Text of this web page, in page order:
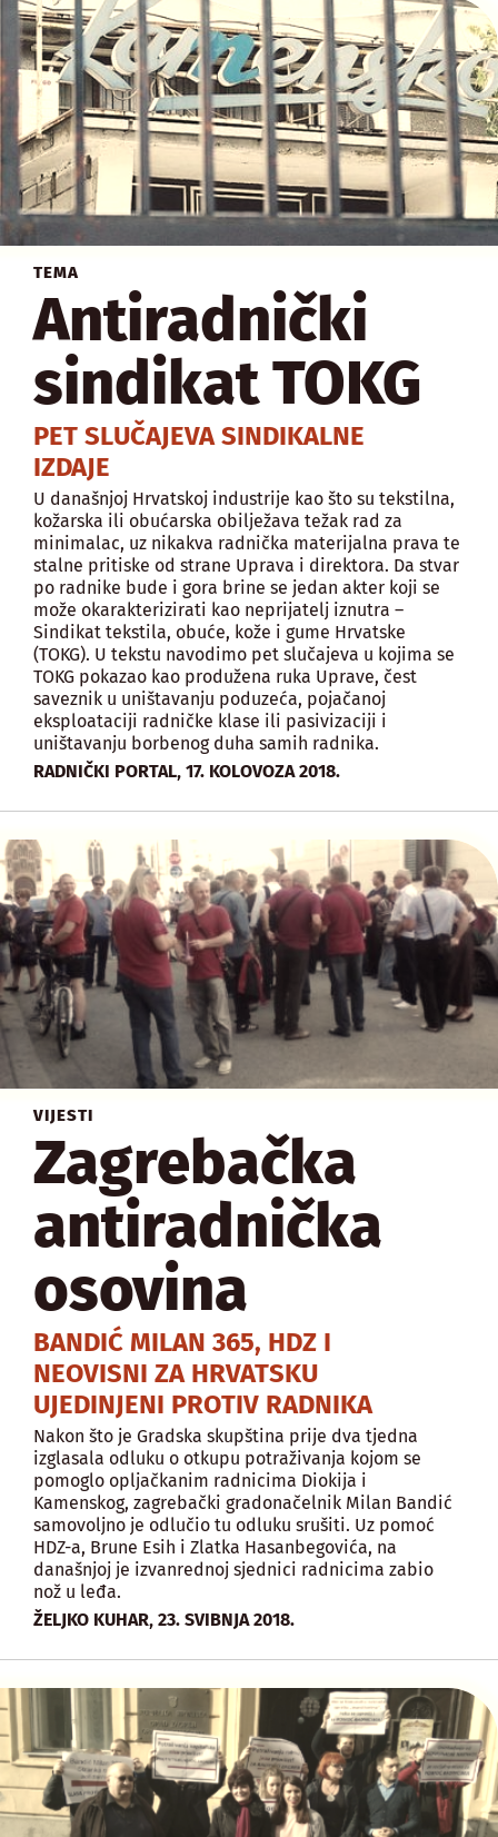
TEMA
Antiradnički
sindikat TOKG
PET SLUČAJEVA SINDIKALNE
IZDAJE
U današnjoj Hrvatskoj industrije kao što su tekstilna,
kožarska ili obućarska obilježava težak rad za
minimalac, uz nikakva radnička materijalna prava te
stalne pritiske od strane Uprava i direktora. Da stvar
po radnike bude i gora brine se jedan akter koji se
može okarakterizirati kao neprijatelj iznutra –
Sindikat tekstila, obuće, kože i gume Hrvatske
(TOKG). U tekstu navodimo pet slučajeva u kojima se
TOKG pokazao kao produžena ruka Uprave, čest
saveznik u uništavanju poduzeća, pojačanoj
eksploataciji radničke klase ili pasivizaciji i
uništavanju borbenog duha samih radnika.
RADNIČKI PORTAL, 17. KOLOVOZA 2018.
VIJESTI
Zagrebačka
antiradnička
osovina
BANDIĆ MILAN 365, HDZ I
NEOVISNI ZA HRVATSKU
UJEDINJENI PROTIV RADNIKA
Nakon što je Gradska skupština prije dva tjedna
izglasala odluku o otkupu potraživanja kojom se
pomoglo opljačkanim radnicima Diokija i
Kamenskog, zagrebački gradonačelnik Milan Bandić
samovoljno je odlučio tu odluku srušiti. Uz pomoć
HDZ-a, Brune Esih i Zlatka Hasanbegovića, na
današnjoj je izvanrednoj sjednici radnicima zabio
nož u leđa.
ŽELJKO KUHAR, 23. SVIBNJA 2018.